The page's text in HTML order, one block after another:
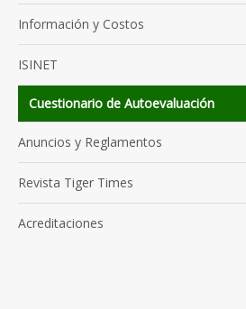
Información y Costos
ISINET
Cuestionario de Autoevaluación
Anuncios y Reglamentos
Revista Tiger Times
Acreditaciones